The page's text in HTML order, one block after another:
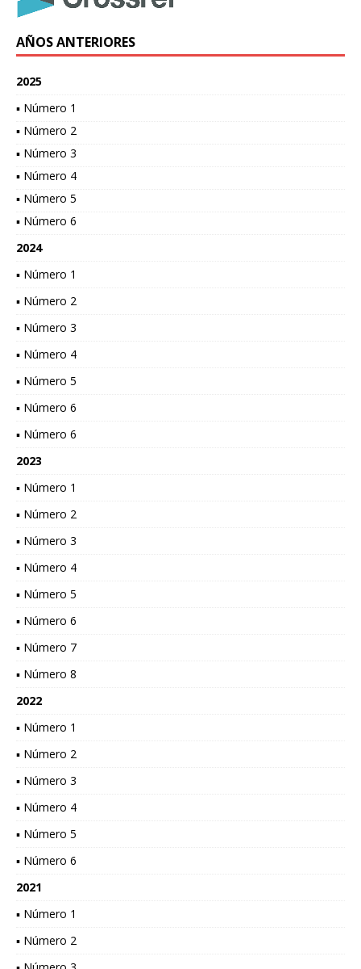
AÑOS ANTERIORES
2025
▪ Número 1
▪ Número 2
▪ Número 3
▪ Número 4
▪ Número 5
▪ Número 6
2024
▪ Número 1
▪ Número 2
▪ Número 3
▪ Número 4
▪ Número 5
▪ Número 6
▪ Número 6
2023
▪ Número 1
▪ Número 2
▪ Número 3
▪ Número 4
▪ Número 5
▪ Número 6
▪ Número 7
▪ Número 8
2022
▪ Número 1
▪ Número 2
▪ Número 3
▪ Número 4
▪ Número 5
▪ Número 6
2021
▪ Número 1
▪ Número 2